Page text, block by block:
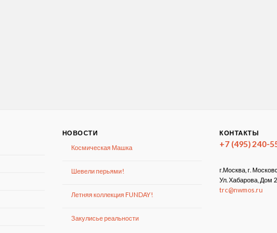
НОВОСТИ
Космическая Машка
Шевели перьями!
Летняя коллекция FUNDAY!
Закулисье реальности
КОНТАКТЫ
+7 (495) 240-
г.Москва, г.
Ул. Хабарова, Дом 2
trc@nwmos.ru